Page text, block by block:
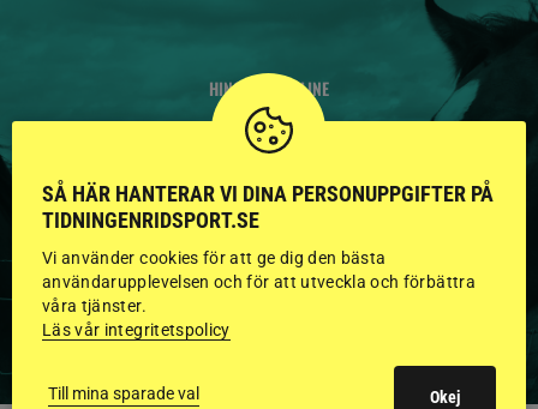
HINGSTAR ONLINE
GODKÄNDA HINGSTAR I
FLERA KATEGORIER MED
BILDER OCH FAKTA
VISA ALLA HINGSTAR
SÅ HÄR HANTERAR VI DINA PERSONUPPGIFTER PÅ
TIDNINGENRIDSPORT.SE
Vi använder cookies för att ge dig den bästa
användarupplevelsen och för att utveckla och förbättra
våra tjänster.
Läs vår integritetspolicy
Till mina sparade val Okej